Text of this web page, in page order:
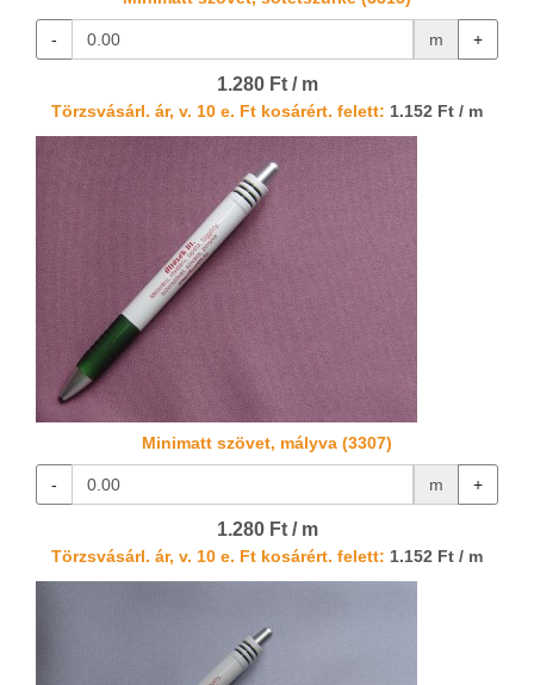
- m +
1.280 Ft / m
Törzsvásárl. ár, v. 10 e. Ft kosárért. felett: 1.152 Ft / m
Minimatt szövet, mályva (3307)
- m +
1.280 Ft / m
Törzsvásárl. ár, v. 10 e. Ft kosárért. felett: 1.152 Ft / m